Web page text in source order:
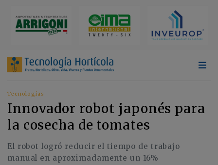
Tecnologías
Innovador robot japonés para
la cosecha de tomates
El robot logró reducir el tiempo de trabajo
manual en aproximadamente un 16%